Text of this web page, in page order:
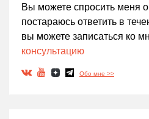
Вы можете спросить меня
постараюсь ответить в
вы можете записаться ко
консультацию
Обо мне >>